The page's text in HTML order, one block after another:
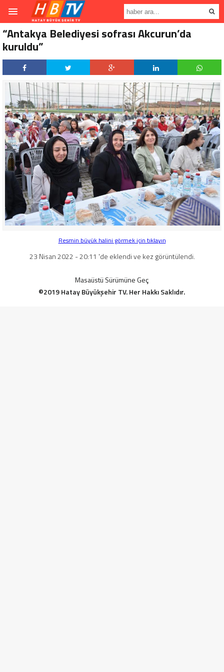
“Antakya Belediyesi sofrası Akcurun’da
kuruldu”
Resmin büyük halini görmek için tıklayın
23 Nisan 2022 - 20:11 'de eklendi ve kez görüntülendi.
Masaüstü Sürümüne Geç
©2019 Hatay Büyükşehir TV. Her Hakkı Saklıdır.